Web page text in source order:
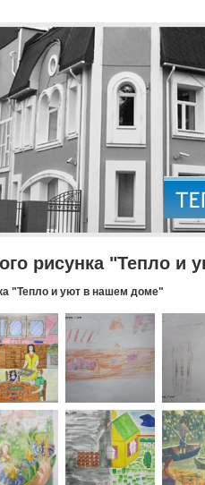
рисунка "Тепло
"Тепло и уют в нашем доме"